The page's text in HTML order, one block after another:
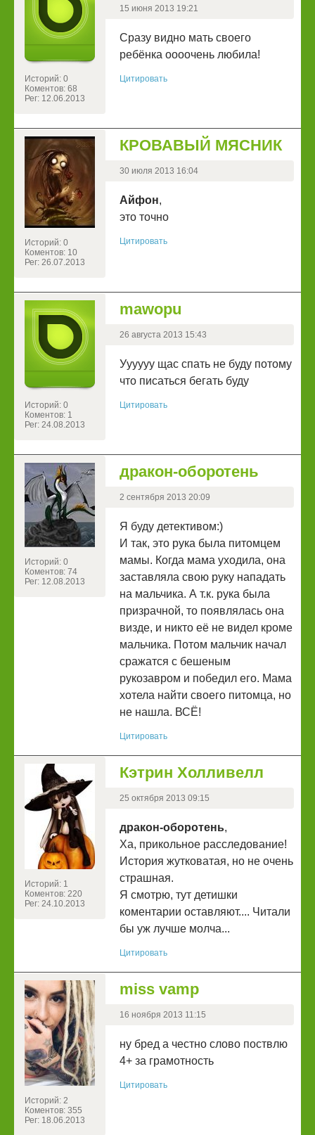
Историй: 0
Коментов: 68
Рег: 12.06.2013
15 июня 2013 19:21
Сразу видно мать своего
ребёнка оооочень любила!
Цитировать
Историй: 0
Коментов: 10
Рег: 26.07.2013
КРОВАВЫЙ МЯСНИК
30 июля 2013 16:04
Айфон,
это точно
Цитировать
Историй: 0
Коментов: 1
Рег: 24.08.2013
mawopu
26 августа 2013 15:43
Уууууу щас спать не буду потому
что писаться бегать буду
Цитировать
Историй: 0
Коментов: 74
Рег: 12.08.2013
дракон-оборотень
2 сентября 2013 20:09
Я буду детективом:)
И так, это рука была питомцем
мамы. Когда мама уходила, она
заставляла свою руку нападать
на мальчика. А т.к. рука была
призрачной, то появлялась она
визде, и никто её не видел кроме
мальчика. Потом мальчик начал
сражатся с бешеным
рукозавром и победил его. Мама
хотела найти своего питомца, но
не нашла. ВСЁ!
Цитировать
Историй: 1
Коментов: 220
Рег: 24.10.2013
Кэтрин Холливелл
25 октября 2013 09:15
дракон-оборотень,
Ха, прикольное расследование!
История жутковатая, но не очень
страшная.
Я смотрю, тут детишки
коментарии оставляют.... Читали
бы уж лучше молча...
Цитировать
Историй: 2
Коментов: 355
Рег: 18.06.2013
miss vamp
16 ноября 2013 11:15
ну бред а честно слово поствлю
4+ за грамотность
Цитировать